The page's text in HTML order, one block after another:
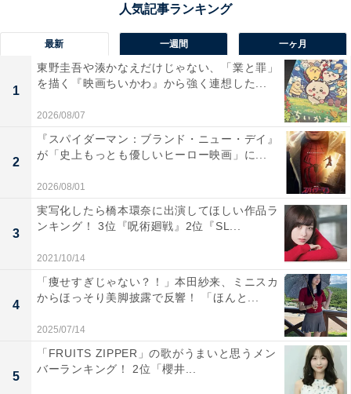
画像出典：NHK『光る君へ』公式Webサイト
帝から“まひろ”の名を聞いた道長のリアクション
最新 一週間 一ヶ月
1
東野圭吾や湊かなえだけじゃない、「業と罪」
を描く『映画ちいかわ』から強く連想した...
2026/08/07
2
『スパイダーマン：ブランド・ニュー・デイ』
が「史上もっとも優しいヒーロー映画」に...
2026/08/01
3
実写化したら橋本環奈に出演してほしい作品ラ
ンキング！ 3位『呪術廻戦』2位『SL...
2021/10/14
4
「痩せすぎじゃない？！」本田紗来、ミニスカ
からほっそり美脚披露で反響！ 「ほんと...
2025/07/14
5
「FRUITS ZIPPER」の歌がうまいと思うメン
バーランキング！ 2位「櫻井...